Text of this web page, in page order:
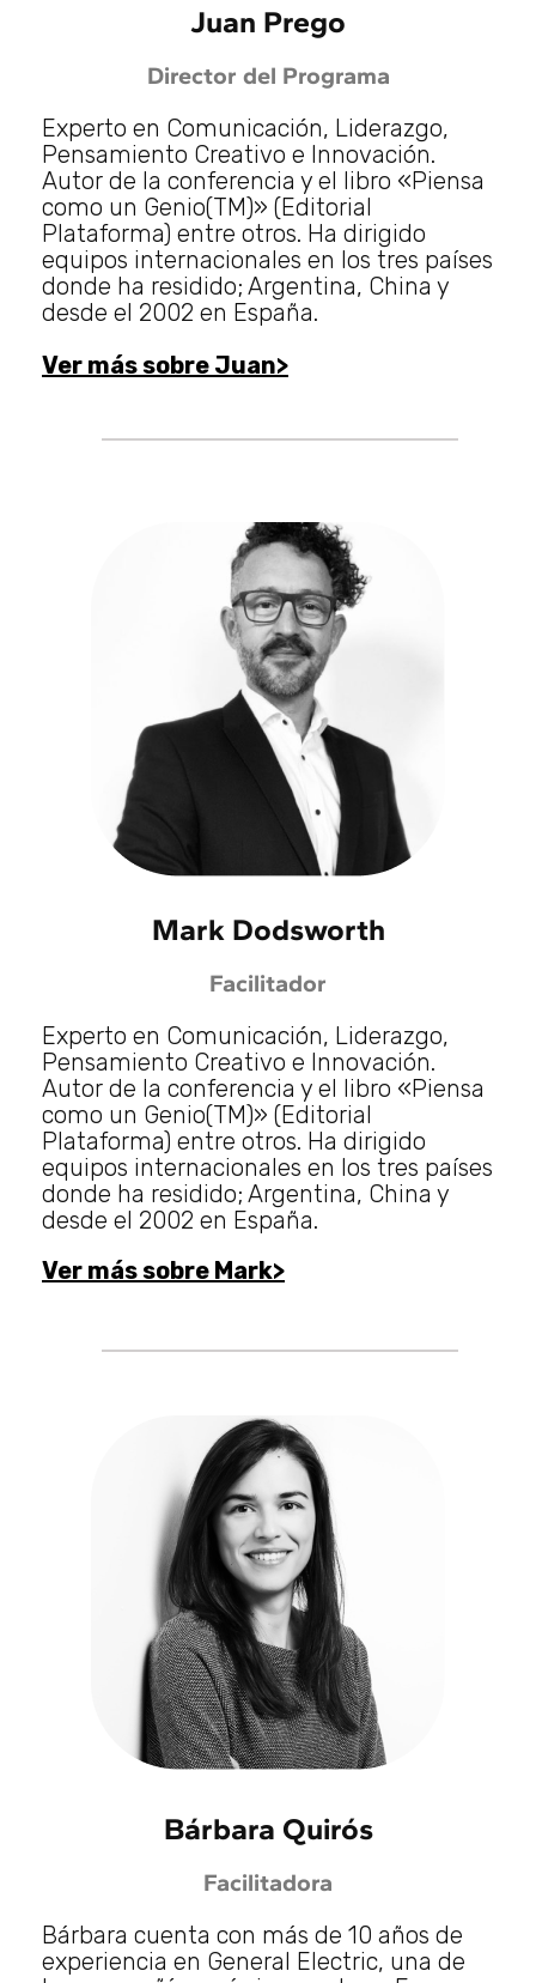
Juan Prego
Director del Programa
Experto en Comunicación, Liderazgo,
Pensamiento Creativo e Innovación.
Autor de la conferencia y el libro «Piensa
como un Genio(TM)» (Editorial
Plataforma) entre otros. Ha dirigido
equipos internacionales en los tres países
donde ha residido; Argentina, China y
desde el 2002 en España.
Ver más sobre Juan>
Mark Dodsworth
Facilitador
Experto en Comunicación, Liderazgo,
Pensamiento Creativo e Innovación.
Autor de la conferencia y el libro «Piensa
como un Genio(TM)» (Editorial
Plataforma) entre otros. Ha dirigido
equipos internacionales en los tres países
donde ha residido; Argentina, China y
desde el 2002 en España.
Ver más sobre Mark>
Bárbara Quirós
Facilitadora
Bárbara cuenta con más de 10 años de
experiencia en General Electric, una de